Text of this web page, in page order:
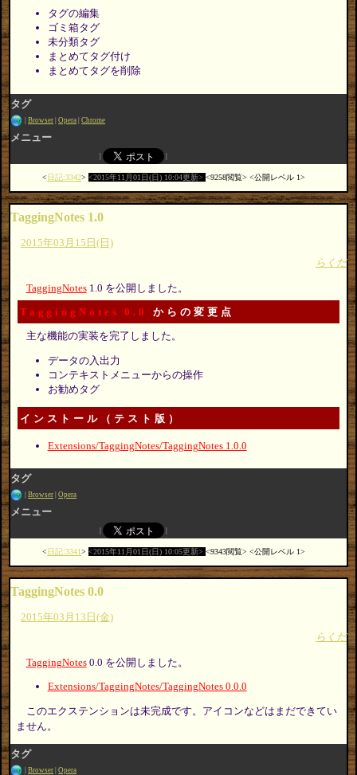
タグの編集
ゴミ箱タグ
未分類タグ
まとめてタグ付け
まとめてタグを削除
タグ
Browser Opera Chrome
メニュー
日記:3342 2015年11月01日(日) 10:04更新 9258閲覧 公開レベル 1
TaggingNotes 1.0
2015年03月15日(日)
らくだ
TaggingNotes1.0 を公開しました。
TaggingNotes 0.0 からの変更点
主な機能の実装を完了しました。
データの入出力
コンテキストメニューからの操作
お勧めタグ
インストール（テスト版）
Extensions/TaggingNotes/TaggingNotes 1.0.0
タグ
Browser Opera
メニュー
日記:3341 2015年11月01日(日) 10:05更新 9343閲覧 公開レベル 1
TaggingNotes 0.0
2015年03月13日(金)
らくだ
TaggingNotes0.0 を公開しました。
Extensions/TaggingNotes/TaggingNotes 0.0.0
このエクステンションは未完成です。アイコンなどはまだできてい
ません。
タグ
Browser Opera